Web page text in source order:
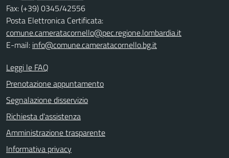
Fax: (+39) 0345/42556
Posta Elettronica Certificata:
comune.cameratacornello@pec.regione.lombardia.it
E-mail: info@comune.cameratacornello.bg.it
Leggi le FAQ
Prenotazione appuntamento
Segnalazione disservizio
Richiesta d'assistenza
Amministrazione trasparente
Informativa privacy